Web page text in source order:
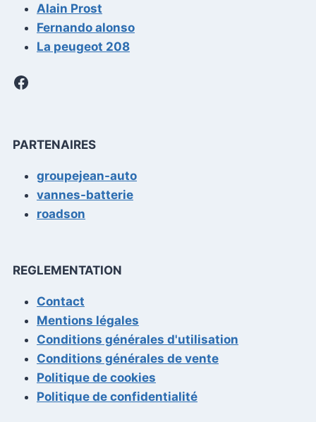
Alain Prost
Fernando alonso
La peugeot 208
Facebook
PARTENAIRES
groupejean-auto
vannes-batterie
roadson
REGLEMENTATION
Contact
Mentions légales
Conditions générales d'utilisation
Conditions générales de vente
Politique de cookies
Politique de confidentialité